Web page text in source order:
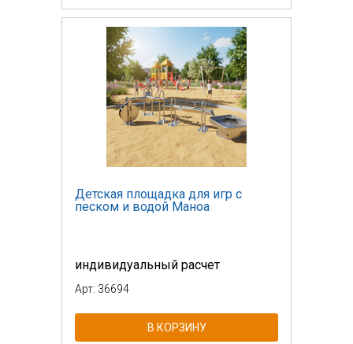
Детская площадка для игр с
песком и водой Маноа
индивидуальный расчет
Арт: 36694
В КОРЗИНУ